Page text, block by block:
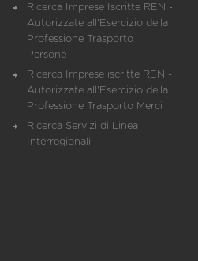
Ricerca Imprese Iscritte REN -
Autorizzate all'Esercizio della
Professione Trasporto
Persone
Ricerca Imprese iscritte REN -
Autorizzate all'Esercizio della
Professione Trasporto Merci
Ricerca Servizi di Linea
Interregionali